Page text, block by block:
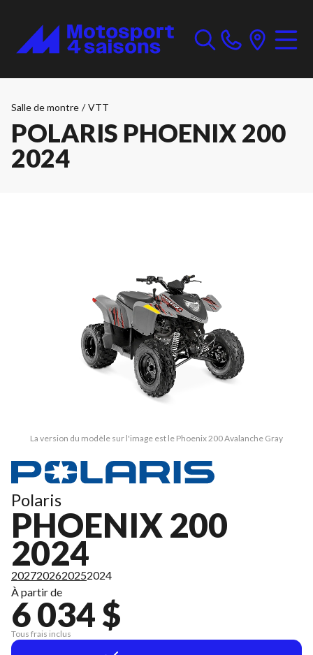
Salle de montre / VTT
POLARIS PHOENIX 200
2024
La version du modèle sur l'image est le Phoenix 200 Avalanche Gray
Polaris
PHOENIX 200
2024
2027202620252024
À partir de
6 034 $
Tous frais inclus